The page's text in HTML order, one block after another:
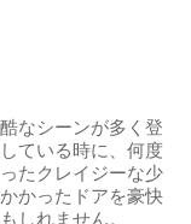
なシーンが多く登
ている時に、何度
たクレイジーな少
かったドアを豪快
しれません。